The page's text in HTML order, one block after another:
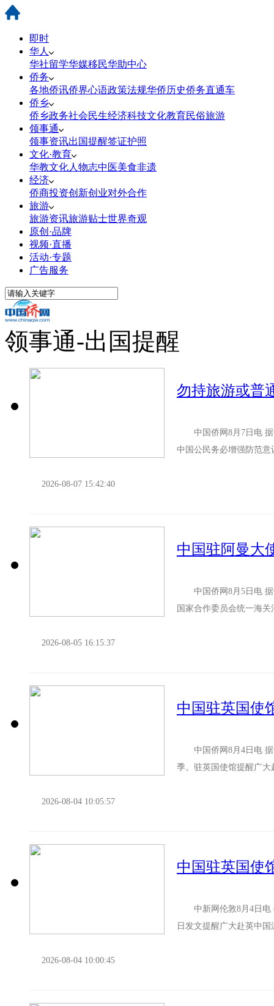
即时
华人
华社留学华媒移民华助中心
侨务
各地侨讯侨界心语政策法规华侨历史侨务直通车
侨乡
侨乡政务社会民生经济科技文化教育民俗旅游
领事通
领事资讯出国提醒签证护照
文化·教育
华教文化人物志中医美食非遗
经济
侨商投资创新创业对外合作
旅游
旅游资讯旅游贴士世界奇观
原创·品牌
视频·直播
活动·专题
广告服务
领事通-出国提醒
中国侨网8月7日电 据
中国公民务必增强防范
2026-08-07 15:42:40
中国侨网8月5日电 据
国家合作委员会统一海
2026-08-05 16:15:37
中国驻英国使
中国侨网8月4日电 据
季。驻英国使馆提醒广
2026-08-04 10:05:57
中国驻英国使
中新网伦敦8月4日电 (
日发文提醒广大赴英
2026-08-04 10:00:45